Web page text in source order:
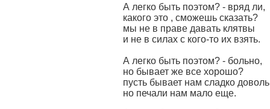
А легко быть поэтом? - вряд ли,
какого это , сможешь сказать?
мы не в праве давать клятвы
и не в силах с кого-то их взять.
А легко быть поэтом? - больно,
но бывает же все хорошо?
пусть бывает нам сладко
но печали нам мало еще.